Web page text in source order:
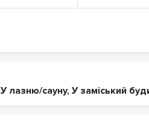
У лазню/сауну, У заміський